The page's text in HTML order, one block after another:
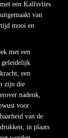
een Kalfsvlies
van
mooi en
met een
geleidelijk
een
zijn die
nadenk,
voor
van de
in plaats